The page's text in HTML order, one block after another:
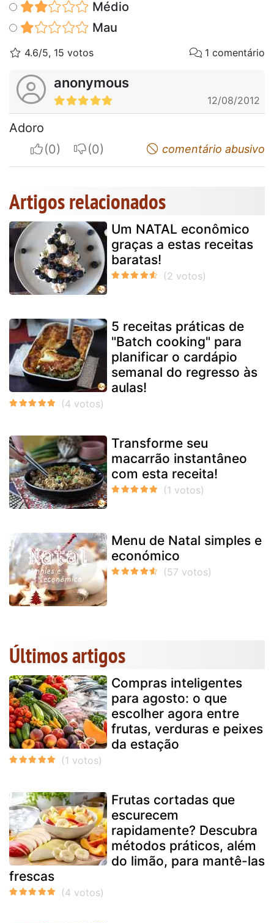
Médio
Mau
4.6/5, 15 votos 1 comentário
anonymous
12/08/2012
Adoro
I apreciateI do not appreciatecomentário abusivo
Artigos relacionados
Um NATAL econômico
graças a estas receitas
baratas!
5 receitas práticas de
"Batch cooking" para
planificar o cardápio
semanal do regresso às
aulas!
Transforme seu
macarrão instantâneo
com esta receita!
Menu de Natal simples e
económico
Últimos artigos
Compras inteligentes
para agosto: o que
escolher agora entre
frutas, verduras e peixes
da estação
Frutas cortadas que
escurecem
rapidamente? Descubra
métodos práticos, além
do limão, para mantê-las
frescas